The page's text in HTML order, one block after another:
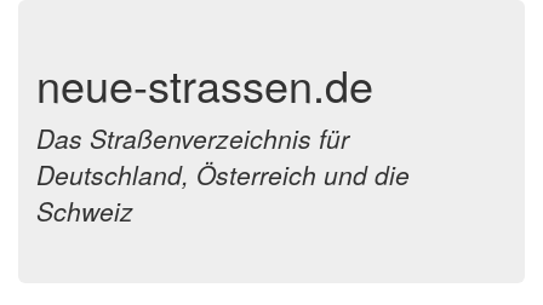
neue-strassen.de
Das Straßenverzeichnis für
Deutschland, Österreich und die
Schweiz